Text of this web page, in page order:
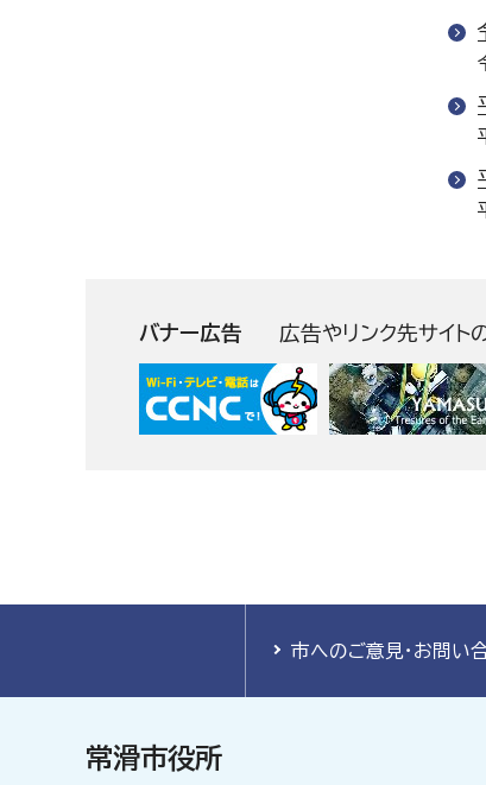
バナー広告 広告やリンク先サイト
市へのご意見・お問い
常滑市役所